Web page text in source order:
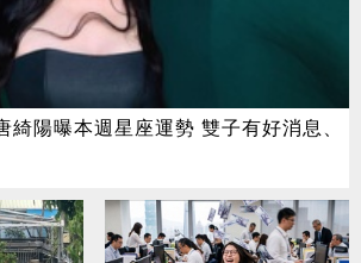
綺陽曝本週星座運勢 雙子有好消息、